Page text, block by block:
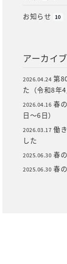
お知らせ 10
アーカイブ
2026.04.24 第
た（令和8年4
2026.04.16 春
日～6日）
2026.03.17 働
した
2025.06.30 春
2025.06.30 春